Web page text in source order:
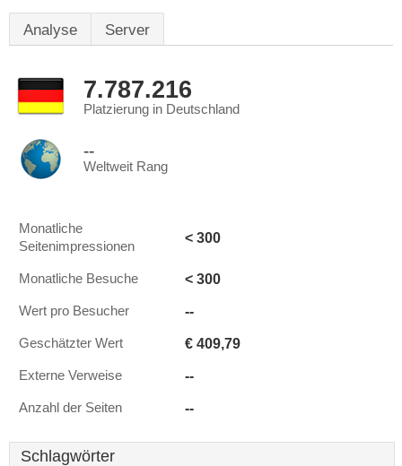
Analyse Server
7.787.216
Platzierung in Deutschland
--
Weltweit Rang
Monatliche
Seitenimpressionen
< 300
Monatliche Besuche < 300
Wert pro Besucher --
Geschätzter Wert € 409,79
Externe Verweise --
Anzahl der Seiten --
Schlagwörter